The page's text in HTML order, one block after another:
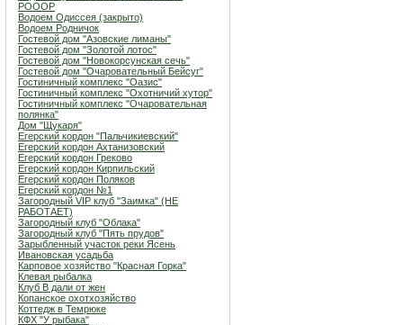
РОООР
Водоем Одиссея (закрыто)
Водоем Родничок
Гостевой дом "Азовские лиманы"
Гостевой дом "Золотой лотос"
Гостевой дом "Новокорсунская сечь"
Гостевой дом "Очаровательный Бейсуг"
Гостиничный комплекс "Оазис"
Гостиничный комплекс "Охотничий хутор"
Гостиничный комплекс "Очаровательная
полянка"
Дом "Щукаря"
Егерский кордон "Пальчикиевский"
Егерский кордон Ахтанизовский
Егерский кордон Греково
Егерский кордон Кирпильский
Егерский кордон Поляков
Егерский кордон №1
Загородный VIP клуб "Заимка" (НЕ
РАБОТАЕТ)
Загородный клуб "Облака"
Загородный клуб "Пять прудов"
Зарыбленный участок реки Ясень
Ивановская усадьба
Карповое хозяйство "Красная Горка"
Клевая рыбалка
Клуб В дали от жен
Копанское охотхозяйство
Коттедж в Темрюке
КФХ "У рыбака"